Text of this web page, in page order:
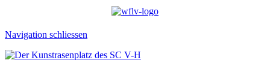
Navigation schliessen